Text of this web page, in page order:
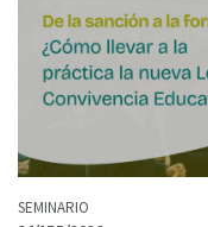
SEMINARIO